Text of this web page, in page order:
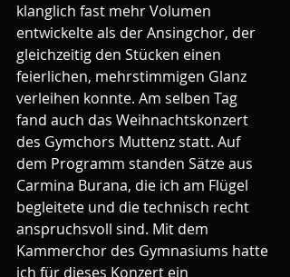
klanglich fast mehr Volumen
entwickelte als der Ansingchor, der
gleichzeitig den Stücken einen
feierlichen, mehrstimmigen Glanz
verleihen konnte. Am selben Tag
fand auch das Weihnachtskonzert
des Gymchors Muttenz statt. Auf
dem Programm standen Sätze aus
Carmina Burana, die ich am Flügel
begleitete und die technisch recht
anspruchsvoll sind. Mit dem
Kammerchor des Gymnasiums hatte
ich für dieses Konzert ein